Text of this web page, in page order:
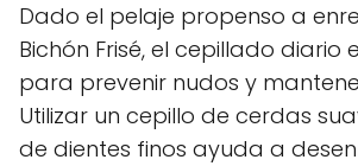
Dado el pelaje propenso a
Bichón Frisé, el cepillado diario
para prevenir nudos y
Utilizar un cepillo de cerdas
de dientes finos ayuda a